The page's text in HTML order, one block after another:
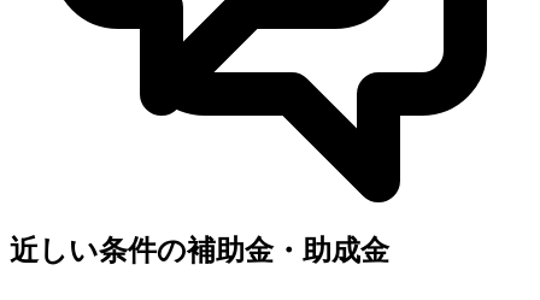
近しい条件の補助金・助成金